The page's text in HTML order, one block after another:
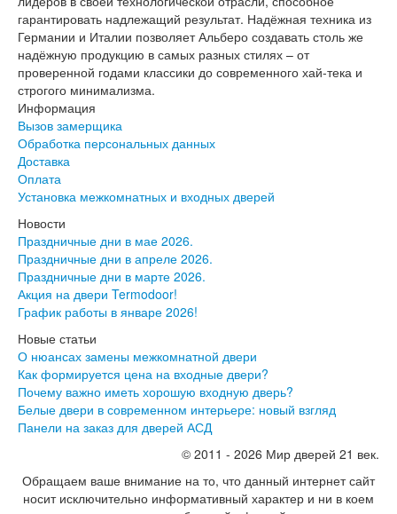
гарантировать надлежащий результат. Надёжная техника из
Германии и Италии позволяет Альберо создавать столь же
надёжную продукцию в самых разных стилях – от
проверенной годами классики до современного хай-тека и
строгого минимализма.
Информация
Вызов замерщика
Обработка персональных данных
Доставка
Оплата
Установка межкомнатных и входных дверей
Новости
Праздничные дни в мае 2026.
Праздничные дни в апреле 2026.
Праздничные дни в марте 2026.
Акция на двери Termodoor!
График работы в январе 2026!
Новые статьи
О нюансах замены межкомнатной двери
Как формируется цена на входные двери?
Почему важно иметь хорошую входную дверь?
Белые двери в современном интерьере: новый взгляд
Панели на заказ для дверей АСД
© 2011 - 2026 Мир дверей 21 век.
Обращаем ваше внимание на то, что данный интернет сайт
носит исключительно информативный характер и ни в коем